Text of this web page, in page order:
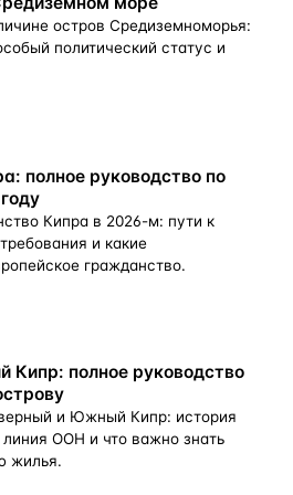
средиземноморским
виде. Просторная
до песчаного пляжа 15 мин
аэропорта Покупка виллы
приобрести любимое
летнего отдыха и сделать
в сфере недвижимости Кипра.
остров Средиземноморья:
политический статус и
полное руководство по
Кипра в 2026-м: пути к
и какие
гражданство.
полное руководство
и Южный Кипр: история
ООН и что важно знать
жилья.